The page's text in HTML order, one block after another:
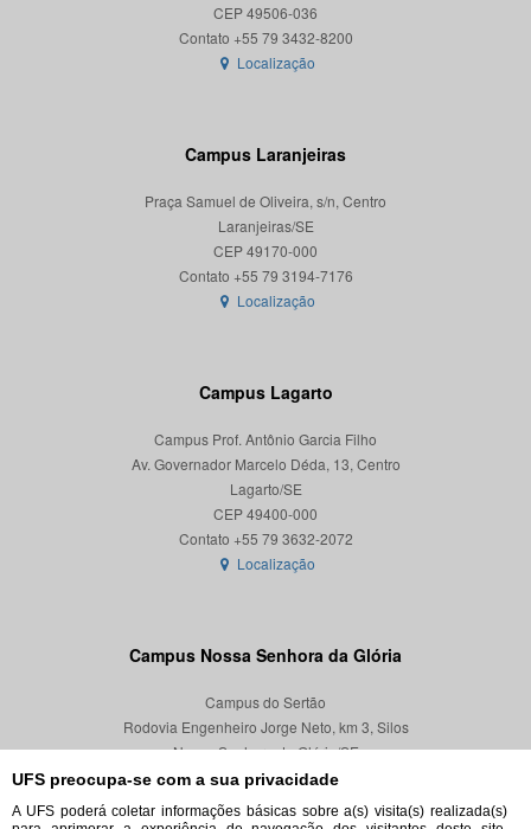
UFS preocupa-se com a sua privacidade
A UFS poderá coletar informações básicas sobre a(s) visita(s) realizada(s)
CEP 49506-036
Localização
Campus Laranjeiras
Praça Samuel de Oliveira, s/n, Centro
Laranjeiras/SE
CEP 49170-000
Localização
Campus Lagarto
Campus Prof. Antônio Garcia Filho
Av. Governador Marcelo Déda, 13, Centro
Lagarto/SE
CEP 49400-000
Localização
Campus Nossa Senhora da Glória
Campus do Sertão
Rodovia Engenheiro Jorge Neto, km 3, Silos
Nossa Senhora da Glória/SE
CEP 49680-000